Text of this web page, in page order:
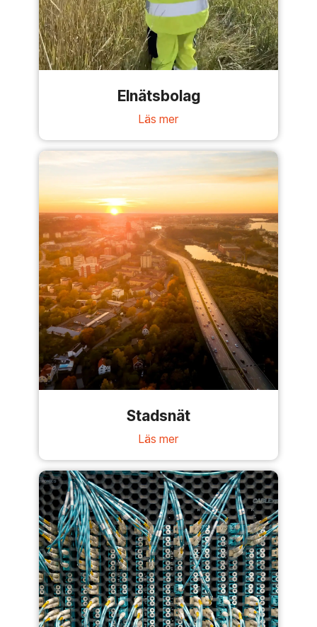
Elnätsbolag
Läs mer
Stadsnät
Läs mer